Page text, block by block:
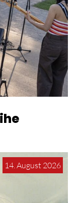
14. August 2026